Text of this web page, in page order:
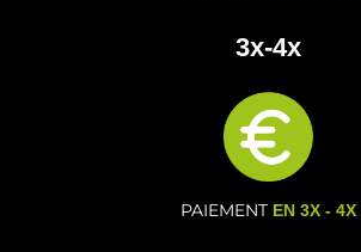
3x-4x
PAIEMENT EN 3X - 4X